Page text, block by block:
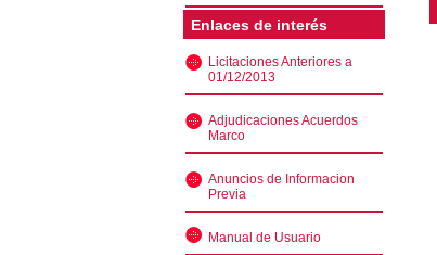
Enlaces de interés
Licitaciones Anteriores a
01/12/2013
Adjudicaciones Acuerdos
Marco
Anuncios de Informacion
Previa
Manual de Usuario